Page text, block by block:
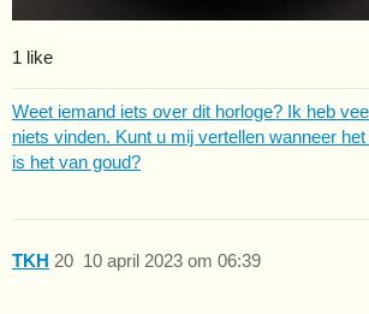
1 like
Weet iemand iets over dit horloge? Ik heb
niets vinden. Kunt u mij vertellen wanneer
is het van goud?
TKH 10 april 2023 om 06:39
20